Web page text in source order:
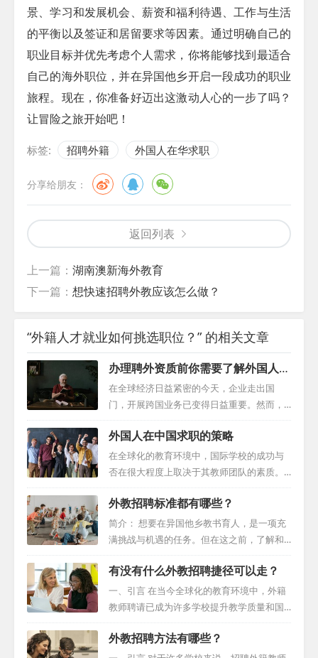
景、学习和发展机会、薪资和福利待遇、工作与生活
的平衡以及签证和居留要求等因素。通过明确自己的
职业目标并优先考虑个人需求，你将能够找到最适合
自己的海外职位，并在异国他乡开启一段成功的职业
旅程。现在，你准备好迈出这激动人心的一步了吗？
让冒险之旅开始吧！
标签: 招聘外籍 外国人在华求职
分享给朋友：
返回列表
上一篇： 湖南澳新海外教育
下一篇： 想快速招聘外教应该怎么做？
“外籍人才就业如何挑选职位？” 的相关文章
办理聘外资质前你需要了解外国人就
业法规
在全球经济日益紧密的今天，企业走出国
门，开展跨国业务已变得日益重要。然而，
成功的跨国运营不仅需要战略规划和资金投
入，还需要能够适应并融入当地文化的优秀
人才。因此，如何在全球范围内招聘到合适
的人才，已成为企业面临的一项重要挑战。
本文将为你提供聘外资质办理的流程，帮助
你掌握全球人才招聘的技巧和策略。 一、了
解目标国家的招聘法规 每个国家都有自己的
劳动法规和签证规定，中国也有关于外国人
全球招聘的基础。你需要了解目标国家的招
聘流程、所需的文件和资格要求，以及当地
的劳动法规和税务...
外国人在中国求职的策略
在全球化的教育环境中，国际学校的成功与
否在很大程度上取决于其教师团队的素质。
而在这其中，外籍教师的角色尤为关键，因
此对于招聘外国人的相关流程我们也应特别
关注，他们不仅在构建强大的课程体系中起
到核心作用，而且对于培养学生的国际视野
和跨文化交流能力具有重大影响。因此，如
何有效地招聘和管理外籍教师，已成为国际
学校面临的重要课题。 外籍教师的招聘对于
国际学校的形象推广也具有重要意义。在招
质量的重要标志，有助于提高学校的市场竞
争力。而在这样的背景下，人力资源部门需
外教招聘标准都有哪些？
简介： 想要在异国他乡教书育人，是一项充
满挑战与机遇的任务。但在这之前，了解和
满足招聘方的标准是至关重要的。本文将为
你揭示学校在进行外籍教师招聘时所看重的
外教招聘标准，助你顺利踏上国际教育之
路。 一、学术背景：教育的基础 学校首先关
注的是应聘者的学术背景，特别是教育或教
育管理专业的学位。这些资历能体现应聘者
对教育领域的专业理解和深度研究。 二、专
有没有什么外教招聘捷径可以走？
一、引言 在当今全球化的教育环境中，外籍
教师聘请已成为许多学校提升教学质量和国
际化的重要策略。然而，成功的外籍教师招
聘并非易事，它需要精确的策划和执行。本
外教招聘方法有哪些？